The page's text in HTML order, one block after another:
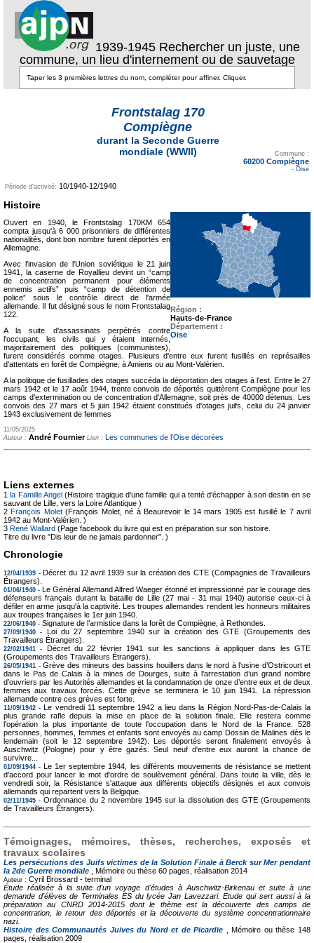
1939-1945 Rechercher un juste, une
commune, un lieu d'internement ou de sauvetage
Frontstalag 170
Compiègne
durant la Seconde Guerre
mondiale (WWII)
Commune :
60200 Compiègne
- Oise
Période d'activité: 10/1940-12/1940
Région :
Hauts-de-France
Département :
Oise
Histoire
Ouvert en 1940, le Frontstalag 170KM 654
compta jusqu'à 6 000 prisonniers de différentes
nationalités, dont bon nombre furent déportés en
Allemagne.
Avec l'invasion de l'Union soviétique le 21 juin
1941, la caserne de Royallieu devint un “camp
de concentration permanent pour éléments
ennemis actifs” puis “camp de détention de
police” sous le contrôle direct de l'armée
allemande. Il fut désigné sous le nom Frontstalag
122.
A la suite d'assassinats perpétrés contre
l'occupant, les civils qui y étaient internés,
majoritairement des politiques (communistes),
furent considérés comme otages. Plusieurs d'entre eux furent fusillés en représailles
d’attentats en forêt de Compiègne, à Amiens ou au Mont-Valérien.
A la politique de fusillades des otages succéda la déportation des otages à l'est. Entre le 27
mars 1942 et le 17 août 1944, trente convois de déportés quittèrent Compiègne pour les
camps d'extermination ou de concentration d'Allemagne, soit près de 40000 détenus. Les
convois des 27 mars et 5 juin 1942 étaient constitués d'otages juifs, celui du 24 janvier
1943 exclusivement de femmes
11/05/2025
Auteur : André Fournier Lien : Les communes de l'Oise décorées
Liens externes
1la Famille Angel(Histoire tragique d'une famille qui a tenté d'échapper à son destin en se
sauvant de Lille, vers la Loire Atlantique )
2François Molet(François Molet, né à Beaurevoir le 14 mars 1905 est fusillé le 7 avril
1942 au Mont-Valérien. )
3 René Wallard (Page facebook du livre qui est en préparation sur son histoire.
Titre du livre "Dis leur de ne jamais pardonner". )
Chronologie
12/04/1939 - Décret du 12 avril 1939 sur la création des CTE (Compagnies de Travailleurs
Étrangers).
01/06/1940 - Le Général Allemand Alfred Waeger étonné et impressionné par le courage des
défenseurs français durant la bataille de Lille (27 mai - 31 mai 1940) autorise ceux-ci à
défiler en arme jusqu'à la captivité. Les troupes allemandes rendent les honneurs militaires
aux troupes françaises le 1er juin 1940.
22/06/1940 - Signature de l’armistice dans la forêt de Compiègne, à Rethondes.
27/09/1940 -
Loi du 27 septembre 1940 sur la création des GTE (Groupements des
Travailleurs Étrangers).
22/02/1941 -
Décret du 22 février 1941 sur les sanctions à appliquer dans les GTE
(Groupements des Travailleurs Étrangers).
26/05/1941 - Grève des mineurs des bassins houillers dans le nord à l'usine d’Ostricourt et
dans le Pas de Calais à la mines de Dourges, suite à l'arrestation d’un grand nombre
d’ouvriers par les Autorités allemandes et la condamnation de onze d’entre eux et de deux
femmes aux travaux forcés. Cette grève se terminera le 10 juin 1941. La répression
allemande contre ces grèves est forte.
11/09/1942 - Le vendredi 11 septembre 1942 a lieu dans la Région Nord-Pas-de-Calais la
plus grande rafle depuis la mise en place de la solution finale. Elle restera comme
l'opération la plus importante de toute l'occupation dans le Nord de la France. 528
personnes, hommes, femmes et enfants sont envoyés au camp Dossin de Malines dès le
lendemain (soit le 12 septembre 1942). Les déportés seront finalement envoyés à
Auschwitz (Pologne) pour y être gazés. Seul neuf d'entre eux auront la chance de
survivre...
01/09/1944 - Le 1er septembre 1944, les différents mouvements de résistance se mettent
d'accord pour lancer le mot d'ordre de soulèvement général. Dans toute la ville, dès le
vendredi soir, la Résistance s'attaque aux différents objectifs désignés et aux convois
allemands qui repartent vers la Belgique.
02/11/1945 - Ordonnance du 2 novembre 1945 sur la dissolution des GTE (Groupements
de Travailleurs Étrangers).
Témoignages, mémoires, thèses, recherches, exposés et
travaux scolaires
Les persécutions des Juifs victimes de la Solution Finale à Berck sur Mer pendant
la 2de Guerre mondiale
, Mémoire ou thèse 60 pages, réalisation 2014
Auteur : Cyril Brossard - terminal
Étude réalisée à la suite d'un voyage d'études à Auschwitz-Birkenau et suite à une
demande d'élèves de Terminales ES du lycée Jan Lavezzari. Etude qui sert aussi à la
préparation au CNRD 2014-2015 dont le thème est la découverte des camps de
concentration, le retour des déportés et la découverte du système concentrationnaire
nazi.
Histoire des Communautés Juives du Nord et de Picardie , Mémoire ou thèse 148
pages, réalisation 2009